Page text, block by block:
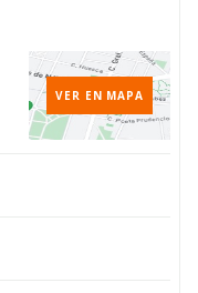
VER EN MAPA